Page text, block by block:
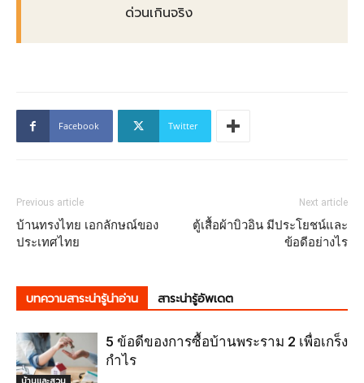
ด่วนเกินจริง
Facebook Twitter
Previous article
บ้านทรงไทย เอกลักษณ์ของ
ประเทศไทย
Next article
ตู้เสื้อผ้าบิวอิน มีประโยชน์และ
ข้อดีอย่างไร
บทความสาระน่ารู้น่าอ่าน สาระน่ารู้อัพเดต
5 ข้อดีของการซื้อบ้านพระราม 2 เพื่อเกร็ง
กำไร